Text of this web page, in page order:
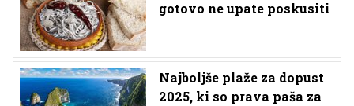
gotovo ne upate poskusiti
Najboljše plaže za dopust
2025, ki so prava paša za